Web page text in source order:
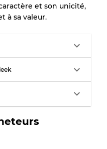
légère
mixtes
et son unicité,
à sa valeur.